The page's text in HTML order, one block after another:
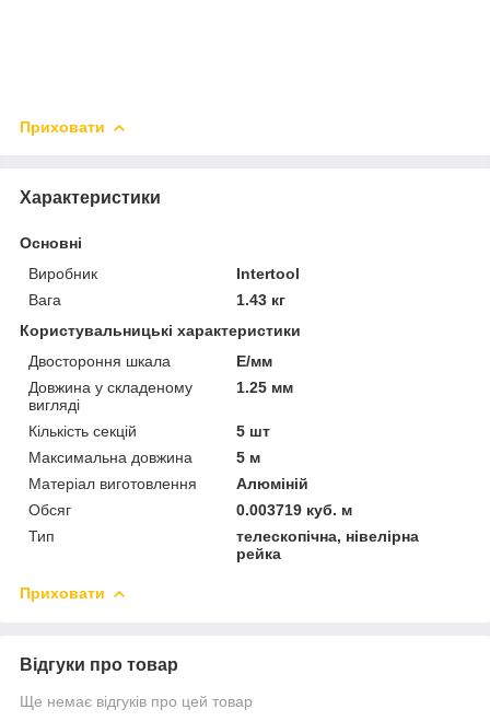
Приховати
Характеристики
Основні
Виробник
Intertool
Вага
1.43 кг
Користувальницькі характеристики
Двостороння шкала
Е/мм
Довжина у складеному
вигляді
1.25 мм
Кількість секцій
5 шт
Максимальна довжина
5 м
Матеріал виготовлення
Алюміній
Обсяг
0.003719 куб. м
Тип
телескопічна, нівелірна
рейка
Приховати
Відгуки про товар
Ще немає відгуків про цей товар